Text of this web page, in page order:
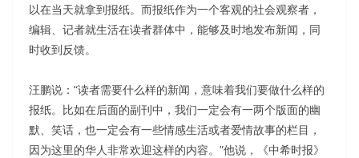
以在当天就拿到报纸。而报纸作为一个客观的社会观察者，
编辑、记者就生活在读者群体中，能够及时地发布新闻，同
时收到反馈。
汪鹏说：“读者需要什么样的新闻，意味着我们要做什么样的
报纸。比如在后面的副刊中，我们一定会有一两个版面的幽
默、笑话，也一定会有一些情感生活或者爱情故事的栏目，
因为这里的华人非常欢迎这样的内容。”他说，《中希时报》